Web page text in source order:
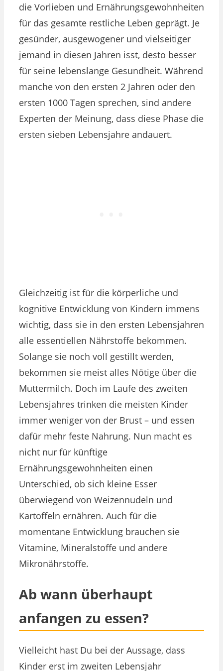
die Vorlieben und Ernährungsgewohnheiten
für das gesamte restliche Leben geprägt. Je
gesünder, ausgewogener und vielseitiger
jemand in diesen Jahren isst, desto besser
für seine lebenslange Gesundheit. Während
manche von den ersten 2 Jahren oder den
ersten 1000 Tagen sprechen, sind andere
Experten der Meinung, dass diese Phase die
ersten sieben Lebensjahre andauert.
Gleichzeitig ist für die körperliche und
kognitive Entwicklung von Kindern immens
wichtig, dass sie in den ersten Lebensjahren
alle essentiellen Nährstoffe bekommen.
Solange sie noch voll gestillt werden,
bekommen sie meist alles Nötige über die
Muttermilch. Doch im Laufe des zweiten
Lebensjahres trinken die meisten Kinder
immer weniger von der Brust – und essen
dafür mehr feste Nahrung. Nun macht es
nicht nur für künftige
Ernährungsgewohnheiten einen
Unterschied, ob sich kleine Esser
überwiegend von Weizennudeln und
Kartoffeln ernähren. Auch für die
momentane Entwicklung brauchen sie
Vitamine, Mineralstoffe und andere
Mikronährstoffe.
Ab wann überhaupt
anfangen zu essen?
Vielleicht hast Du bei der Aussage, dass
Kinder erst im zweiten Lebensjahr